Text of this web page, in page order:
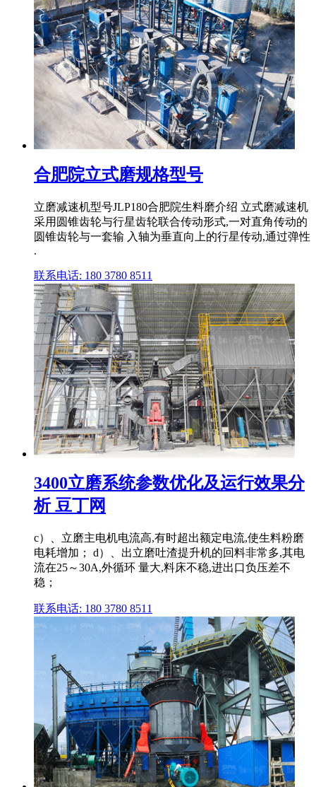
合肥院立式磨规格型号
立磨减速机型号JLP180合肥院生料磨介绍 立式磨减速机
采用圆锥齿轮与行星齿轮联合传动形式,一对直角传动的
圆锥齿轮与一套输 入轴为垂直向上的行星传动,通过弹性
.
联系电话: 180 3780 8511
3400立磨系统参数优化及运行效果分
析 豆丁网
c）、立磨主电机电流高,有时超出额定电流,使生料粉磨
电耗增加； d）、出立磨吐渣提升机的回料非常多,其电
流在25～30A,外循环 量大,料床不稳,进出口负压差不
稳；
联系电话: 180 3780 8511